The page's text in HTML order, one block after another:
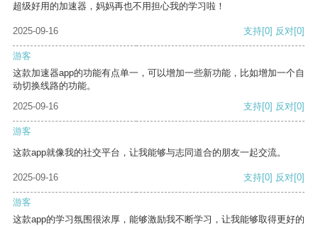
超级好用的加速器，妈妈再也不用担心我的学习啦！
2025-09-16 支持[0] 反对[0]
游客
这款加速器app的功能有点单一，可以增加一些新功能，比如增加一个自
动切换线路的功能。
2025-09-16
支持[0] 反对[0]
游客
这款app就像我的社交平台，让我能够与志同道合的朋友一起交流。
2025-09-16 支持[0] 反对[0]
游客
这款app的学习氛围很浓厚，能够激励我不断学习，让我能够取得更好的